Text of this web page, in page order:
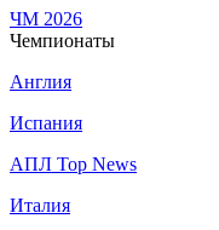
ЧМ 2026
Чемпионаты
Англия
Испания
АПЛ Top News
Италия